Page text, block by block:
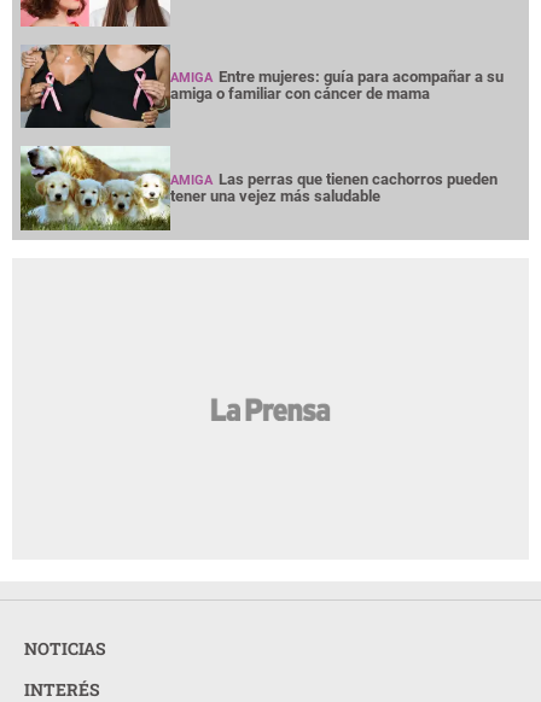
AMIGA Entre mujeres: guía para acompañar a su
amiga o familiar con cáncer de mama
AMIGA Las perras que tienen cachorros pueden
tener una vejez más saludable
NOTICIAS
INTERÉS